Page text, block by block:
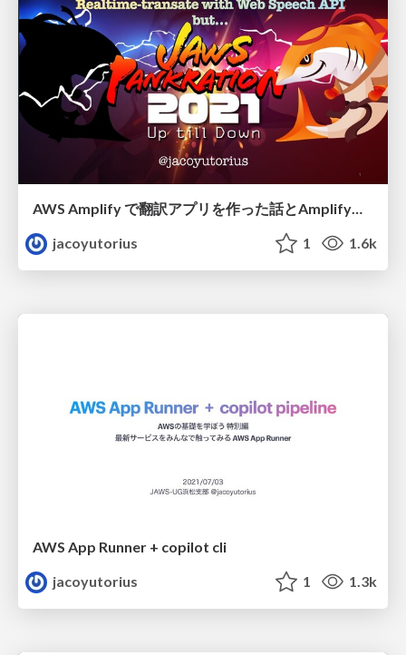
AWS Amplify で翻訳アプリを作った話とAmplifyからカジュアルにCloudWatchLogsにログを送る方法について
jacoyutorius
1 1.6k
AWS App Runner + copilot cli
jacoyutorius
1 1.3k